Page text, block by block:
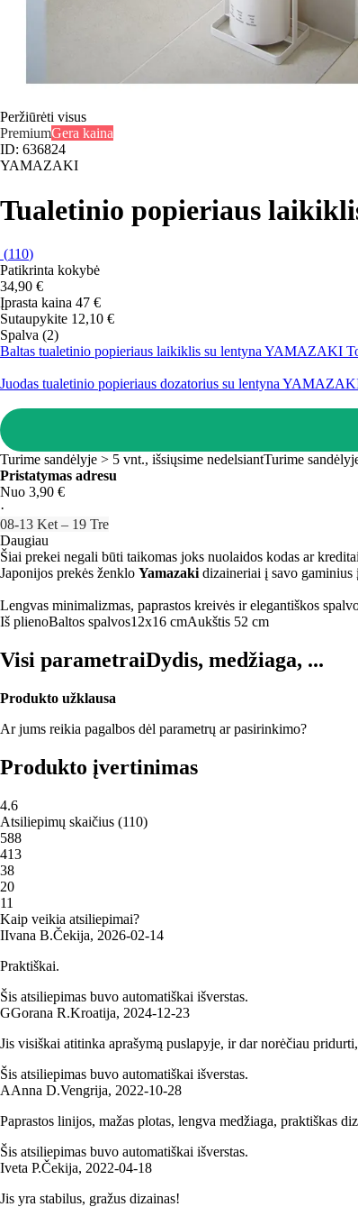
Peržiūrėti visus
PremiumGera kaina
ID: 636824
YAMAZAKI
Tualetinio popieriaus
(110)
Patikrinta kokybė
34,90 €
Įprasta kaina 47 €
Sutaupykite 12,10 €
Spalva (2)
Baltas tualetinio popieriaus laikiklis su lentyna YAMAZAKI
Juodas tualetinio popieriaus dozatorius su lentyna
Turime sandėlyje > 5 vnt., išsiųsime nedelsiantTurime
Pristatymas adresu
Nuo 3,90 €
·
08‑13 Ket – 19 Tre
Daugiau
Šiai prekei negali būti taikomas joks nuolaidos kodas ar kreditai
Japonijos prekės ženklo Yamazaki dizaineriai į savo
Lengvas minimalizmas, paprastos kreivės ir elegantiškos
Iš plienoBaltos spalvos12x16 cmAukštis 52 cm
Visi parametraiDydis, medžiaga, ...
Produkto užklausa
Ar jums reikia pagalbos dėl parametrų ar pasirinkimo?
Produkto įvertinimas
4.6
Atsiliepimų skaičius (110)
588
413
38
20
11
Kaip veikia atsiliepimai?
IIvana B.Čekija, 2026‑02‑14
Praktiškai.
Šis atsiliepimas buvo automatiškai išverstas.
GGorana R.Kroatija, 2024‑12‑23
Jis visiškai atitinka aprašymą puslapyje, ir dar norėčiau
Šis atsiliepimas buvo automatiškai išverstas.
AAnna D.Vengrija, 2022‑10‑28
Paprastos linijos, mažas plotas, lengva medžiaga, praktiškas
Šis atsiliepimas buvo automatiškai išverstas.
Iveta P.Čekija, 2022‑04‑18
Jis yra stabilus, gražus dizainas!